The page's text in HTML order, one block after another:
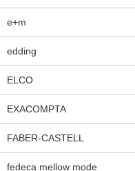
e+m
edding
ELCO
EXACOMPTA
FABER-CASTELL
fedeca mellow mode